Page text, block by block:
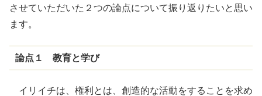
させていただいた２つの論点について振り返りたいと思い
ます。
論点１ 教育と学び
イリイチは、権利とは、創造的な活動をすることを求め